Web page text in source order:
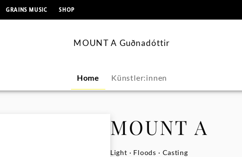
GRAINS MUSIC SHOP
MOUNT A Guðnadóttir
Home Künstler:innen
MOUNT A
Light · Floods · Casting